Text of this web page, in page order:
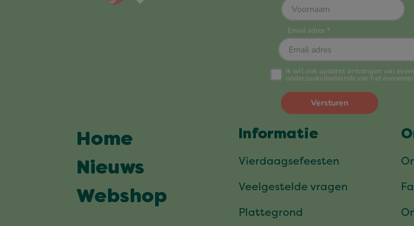
Home
Nieuws
Webshop
Informatie
Vierdaagsefeesten
Veelgestelde vragen
Plattegrond